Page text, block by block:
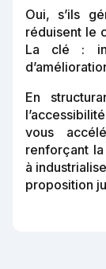
Oui, s’ils
réduisent le
La clé :
En
vous
renforçant
à
proposition